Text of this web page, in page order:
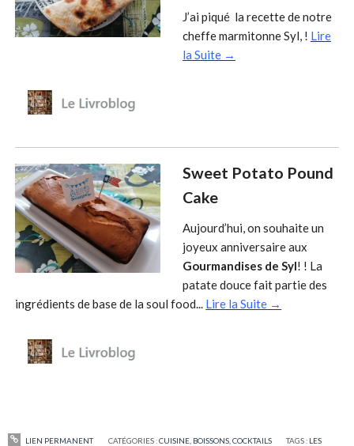
J’ai piqué la recette de notre
cheffe marmitonne Syl, ! Lire
la Suite →
Sweet Potato Pound
Cake
Aujourd’hui, on souhaite un
joyeux anniversaire aux
Gourmandises de Syl! ! La
patate douce fait partie des
ingrédients de base de la soul food... Lire la Suite →
LIEN PERMANENT CATÉGORIES :CUISINE, BOISSONS, COCKTAILS TAGS : LES